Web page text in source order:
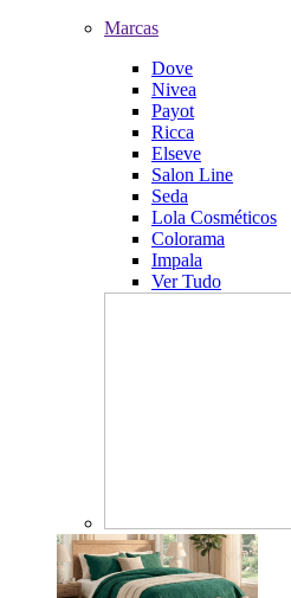
Marcas
Dove
Nivea
Payot
Ricca
Elseve
Salon Line
Seda
Lola Cosméticos
Colorama
Impala
Ver Tudo